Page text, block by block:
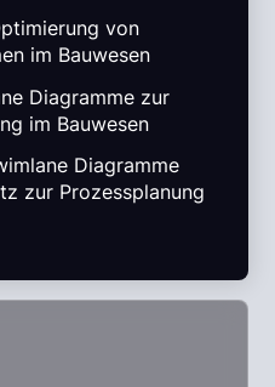
von
im Bauwesen
Diagramme zur
im Bauwesen
Diagramme
zur Prozessplanung